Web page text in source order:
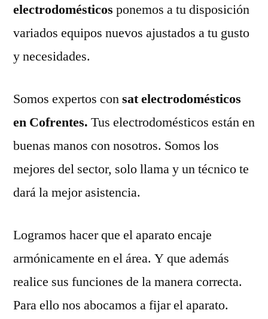
electrodomésticos ponemos a tu disposición
variados equipos nuevos ajustados a tu gusto
y necesidades.
Somos expertos consat electrodomésticos
en Cofrentes. Tus electrodomésticos están en
buenas manos con nosotros. Somos los
mejores del sector, solo llama y un técnico te
dará la mejor asistencia.
Logramos hacer que el aparato encaje
armónicamente en el área. Y que además
realice sus funciones de la manera correcta.
Para ello nos abocamos a fijar el aparato.